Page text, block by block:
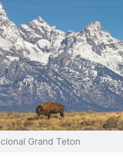
Grand Teton